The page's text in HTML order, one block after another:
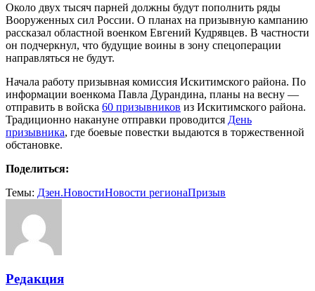
Около двух тысяч парней должны будут пополнить ряды
Вооруженных сил России. О планах на призывную кампанию
рассказал областной военком Евгений Кудрявцев. В частности
он подчеркнул, что будущие воины в зону спецоперации
направляться не будут.
Начала работу призывная комиссия Искитимского района. По
информации военкома Павла Дурандина, планы на весну —
отправить в войска 60 призывников из Искитимского района.
Традиционно накануне отправки проводится День
призывника, где боевые повестки выдаются в торжественной
обстановке.
Поделиться:
Темы: Дзен.НовостиНовости регионаПризыв
Редакция